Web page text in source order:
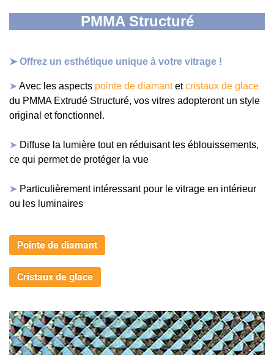
PMMA Structuré
➤Offrez un esthétique unique à votre vitrage !
➤ Avec les aspects pointe de diamantetcristaux de glace
du PMMA Extrudé Structuré, vos vitres adopteront un style
original et fonctionnel .
➤ Diffuse la lumière tout en réduisant les éblouissements,
ce qui permet de protéger la vue
➤ Particulièrement intéressant pour le vitrage en intérieur
ou les luminaires
Pointe de diamant
Cristaux de glace